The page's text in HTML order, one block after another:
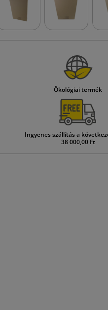
Ökológiai termék
Ingyenes szállítás a
38 000,00 Ft